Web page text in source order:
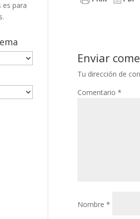
Enviar
Tu dirección de
Comentario *
Nombre *
para